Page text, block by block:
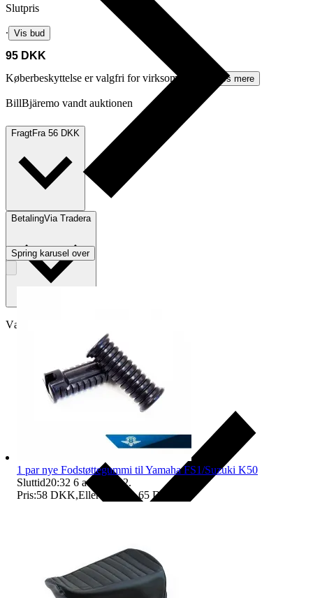
Slutpris
∙ Vis bud
95 DKK
Køberbeskyttelse er valgfri for virksomheder.
Læs mere
BillBjäremo vandt auktionen
FragtFra 56 DKK
BetalingVia Tradera
Vælg køberbeskyttelse
Spring karusel over
1 par nye Fodstøttegummi til Yamaha FS1/Suzuki K50
Sluttid20:32 6 aug. 20:32.
Pris:58 DKK,Eller Køb nu 65 DKK